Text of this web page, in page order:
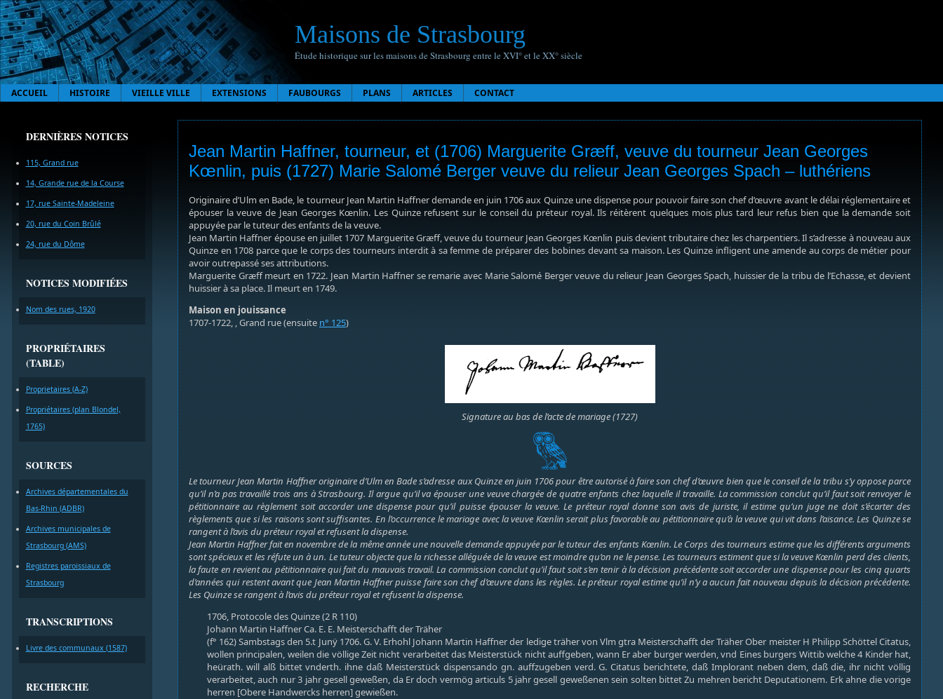
Maisons de Strasbourg
Étude historique sur les maisons de Strasbourg entre le XVI° et le XX° siècle
ACCUEIL HISTOIRE VIEILLE VILLE EXTENSIONS FAUBOURGS PLANS ARTICLES CONTACT
DERNIÈRES NOTICES
115, Grand rue
14, Grande rue de la Course
17, rue Sainte-Madeleine
20, rue du Coin Brûlé
24, rue du Dôme
NOTICES MODIFIÉES
Nom des rues, 1920
PROPRIÉTAIRES
(TABLE)
Proprietaires (A-Z)
Propriétaires (plan Blondel,
1765)
SOURCES
Archives départementales du
Bas-Rhin (ADBR)
Archives municipales de
Strasbourg (AMS)
Registres paroissiaux de
Strasbourg
TRANSCRIPTIONS
Livre des communaux (1587)
RECHERCHE
Jean Martin Haffner, tourneur, et (1706) Marguerite Græff, veuve du tourneur Jean Georges
Kœnlin, puis (1727) Marie Salomé Berger veuve du relieur Jean Georges Spach – luthériens
Originaire d’Ulm en Bade, le tourneur Jean Martin Haffner demande en juin 1706 aux Quinze une dispense pour pouvoir faire son chef d’œuvre avant le délai réglementaire et
épouser la veuve de Jean Georges Kœnlin. Les Quinze refusent sur le conseil du préteur royal. Ils réitèrent quelques mois plus tard leur refus bien que la demande soit
appuyée par le tuteur des enfants de la veuve.
Jean Martin Haffner épouse en juillet 1707 Marguerite Græff, veuve du tourneur Jean Georges Kœnlin puis devient tributaire chez les charpentiers. Il s’adresse à nouveau aux
Quinze en 1708 parce que le corps des tourneurs interdit à sa femme de préparer des bobines devant sa maison. Les Quinze infligent une amende au corps de métier pour
avoir outrepassé ses attributions.
Marguerite Græff meurt en 1722. Jean Martin Haffner se remarie avec Marie Salomé Berger veuve du relieur Jean Georges Spach, huissier de la tribu de l’Echasse, et devient
huissier à sa place. Il meurt en 1749.
Maison en jouissance
1707-1722, , Grand rue (ensuite n° 125)
Signature au bas de l’acte de mariage (1727)
Le tourneur Jean Martin Haffner originaire d’Ulm en Bade s’adresse aux Quinze en juin 1706 pour être autorisé à faire son chef d’œuvre bien que le conseil de la tribu s’y oppose parce
qu’il n’a pas travaillé trois ans à Strasbourg. Il argue qu’il va épouser une veuve chargée de quatre enfants chez laquelle il travaille. La commission conclut qu’il faut soit renvoyer le
pétitionnaire au règlement soit accorder une dispense pour qu’il puisse épouser la veuve. Le préteur royal donne son avis de juriste, il estime qu’un juge ne doit s’écarter des
règlements que si les raisons sont suffisantes. En l’occurrence le mariage avec la veuve Kœnlin serait plus favorable au pétitionnaire qu’à la veuve qui vit dans l’aisance. Les Quinze se
rangent à l’avis du préteur royal et refusent la dispense.
Jean Martin Haffner fait en novembre de la même année une nouvelle demande appuyée par le tuteur des enfants Kœnlin. Le Corps des tourneurs estime que les différents arguments
sont spécieux et les réfute un à un. Le tuteur objecte que la richesse alléguée de la veuve est moindre qu’on ne le pense. Les tourneurs estiment que si la veuve Kœnlin perd des clients,
la faute en revient au pétitionnaire qui fait du mauvais travail. La commission conclut qu’il faut soit s’en tenir à la décision précédente soit accorder une dispense pour les cinq quarts
d’années qui restent avant que Jean Martin Haffner puisse faire son chef d’œuvre dans les règles. Le préteur royal estime qu’il n’y a aucun fait nouveau depuis la décision précédente.
Les Quinze se rangent à l’avis du préteur royal et refusent la dispense.
1706, Protocole des Quinze (2 R 110)
Johann Martin Haffner Ca. E. E. Meisterschafft der Träher
(f° 162) Sambstags den 5.t Junÿ 1706. G. V. Erhohl Johann Martin Haffner der ledige träher von Vlm gtra Meisterschafft der Träher Ober meister H Philipp Schöttel Citatus,
wollen principalen, weilen die völlige Zeit nicht verarbeitet das Meisterstück nicht auffgeben, wann Er aber burger werden, vnd Eines burgers Wittib welche 4 Kinder hat,
heürath. will alß bittet vnderth. ihne daß Meisterstück dispensando gn. auffzugeben verd. G. Citatus berichtete, daß Implorant neben dem, daß die, ihr nicht völlig
verarbeitet, auch nur 3 jahr gesell geweßen, da Er doch vermög articuls 5 jahr gesell geweßenen sein solten bittet Zu mehren bericht Deputationem. Erk ahne die vorige
herren [Obere Handwercks herren] gewießen.